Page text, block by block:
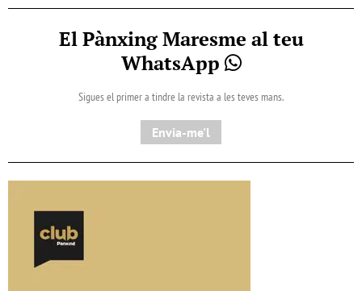
El Pànxing Maresme al teu
WhatsApp
Sigues el primer a tindre la revista a les teves mans.
Envia-me'l